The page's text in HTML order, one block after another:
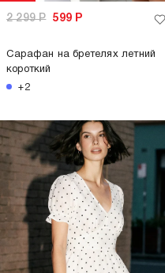
2 299Р 599 Р
Сарафан на бретелях летний
короткий
+2